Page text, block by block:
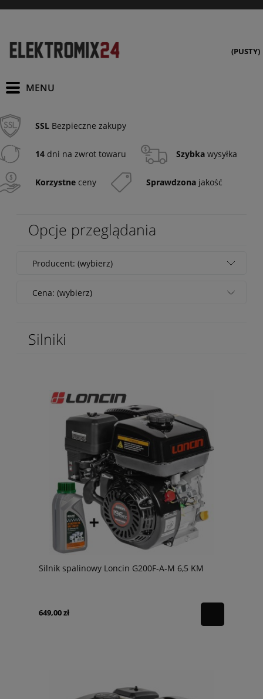
(PUSTY)
SSL Bezpieczne zakupy
14 dni na zwrot towaru Szybka wysyłka
Korzystne ceny Sprawdzona jakość
Opcje przeglądania
Producent: (wybierz)
Cena: (wybierz)
Silniki
Silnik spalinowy Loncin G200F-A-M 6,5 KM
649,00 zł